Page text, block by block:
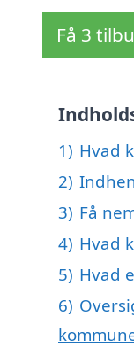
Få 3
1) Hvad
2)
3) Få
4) Hvad
5) Hvad
6)